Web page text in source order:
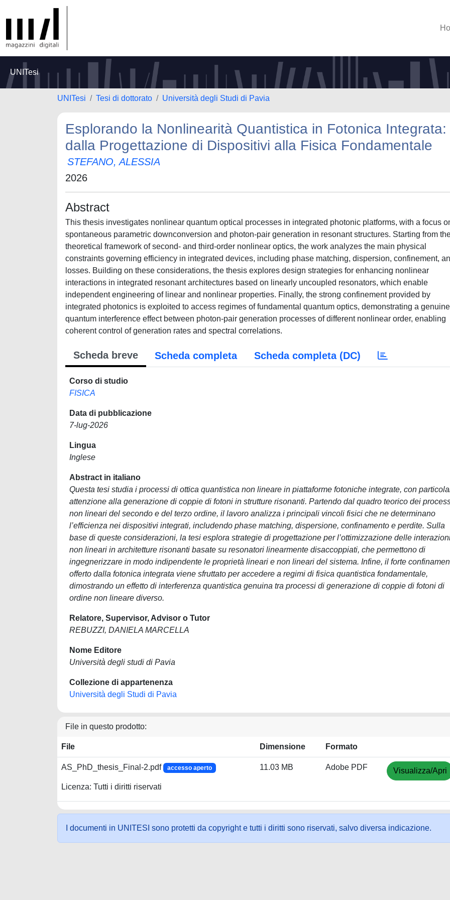
UNITesi
UNITesi Tesi di dottorato Università degli Studi di Pavia
Esplorando la Nonlinearità Quantistica in Fotonica Integrata:
dalla Progettazione di Dispositivi alla Fisica Fondamentale
STEFANO, ALESSIA
2026
Abstract
This thesis investigates nonlinear quantum optical processes in integrated photonic platforms, with a focus
spontaneous parametric downconversion and photon-pair generation in resonant structures. Starting from
theoretical framework of second- and third-order nonlinear optics, the work analyzes the main physical
constraints governing efficiency in integrated devices, including phase matching, dispersion, confinement,
losses. Building on these considerations, the thesis explores design strategies for enhancing nonlinear
interactions in integrated resonant architectures based on linearly uncoupled resonators, which enable
independent engineering of linear and nonlinear properties. Finally, the strong confinement provided by
integrated photonics is exploited to access regimes of fundamental quantum optics, demonstrating a
quantum interference effect between photon-pair generation processes of different nonlinear order, enabling
coherent control of generation rates and spectral correlations.
Scheda breve Scheda completa Scheda completa (DC)
Corso di studio
FISICA
Data di pubblicazione
7-lug-2026
Lingua
Inglese
Abstract in italiano
Questa tesi studia i processi di ottica quantistica non lineare in piattaforme fotoniche integrate, con
attenzione alla generazione di coppie di fotoni in strutture risonanti. Partendo dal quadro teorico dei
non lineari del secondo e del terzo ordine, il lavoro analizza i principali vincoli fisici che ne determinano
l’efficienza nei dispositivi integrati, includendo phase matching, dispersione, confinamento e perdite. Sulla
base di queste considerazioni, la tesi esplora strategie di progettazione per l’ottimizzazione delle
non lineari in architetture risonanti basate su resonatori linearmente disaccoppiati, che permettono di
ingegnerizzare in modo indipendente le proprietà lineari e non lineari del sistema. Infine, il forte
offerto dalla fotonica integrata viene sfruttato per accedere a regimi di fisica quantistica fondamentale,
dimostrando un effetto di interferenza quantistica genuina tra processi di generazione di coppie di fotoni di
ordine non lineare diverso.
Relatore, Supervisor, Advisor o Tutor
REBUZZI, DANIELA MARCELLA
Nome Editore
Università degli studi di Pavia
Collezione di appartenenza
Università degli Studi di Pavia
File in questo prodotto:
File Dimensione Formato
AS_PhD_thesis_Final-2.pdf accesso aperto
Licenza: Tutti i diritti riservati
11.03 MB Adobe PDF Visualizza/Apri
I documenti in UNITESI sono protetti da copyright e tutti i diritti sono riservati, salvo diversa indicazione.